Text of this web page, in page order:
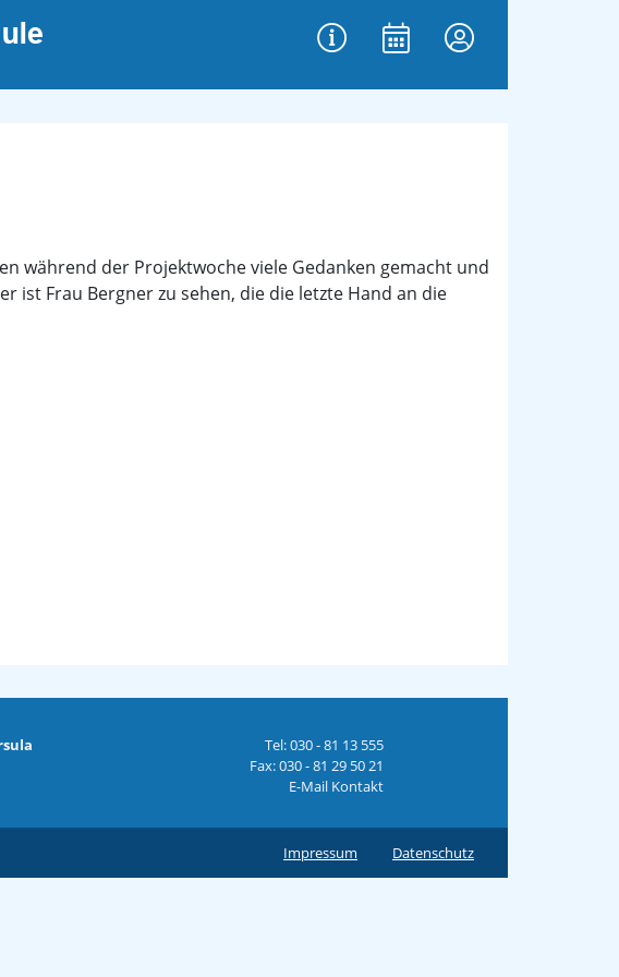
während der Projektwoche viele Gedanken gemacht und
ist Frau Bergner zu sehen, die die letzte Hand an die
Tel: 030 - 81 13 555
Fax: 030 - 81 29 50 21
E-Mail Kontakt
Impressum Datenschutz